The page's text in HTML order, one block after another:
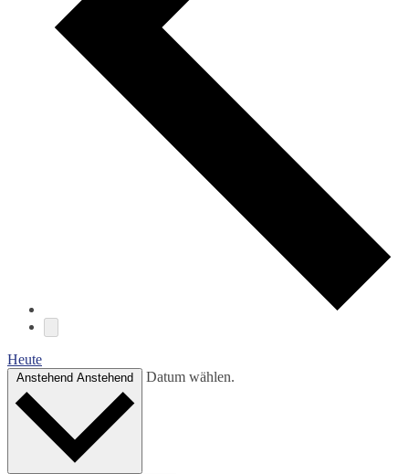
Heute
Anstehend Anstehend Datum wählen.